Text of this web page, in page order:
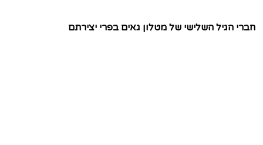
חברי הגיל השלישי של מטלון גאים בפרי יצירתם